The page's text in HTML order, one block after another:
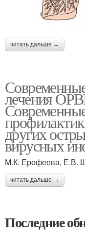
читать дальше →
лечения
других
вирусных
М.К. Ерофеева, Е.В.
читать дальше →
Последние